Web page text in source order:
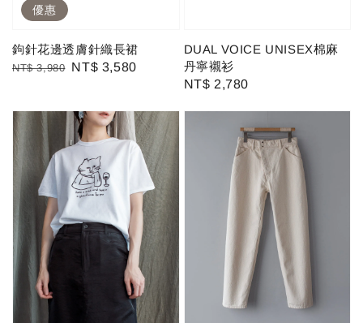
優惠
鉤針花邊透膚針織長裙
Regular
NT$ 3,980 Sale
NT$ 3,580
DUAL VOICE UNISEX棉麻
丹寧襯衫
Regular
NT$ 2,780